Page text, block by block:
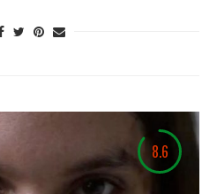
8.6